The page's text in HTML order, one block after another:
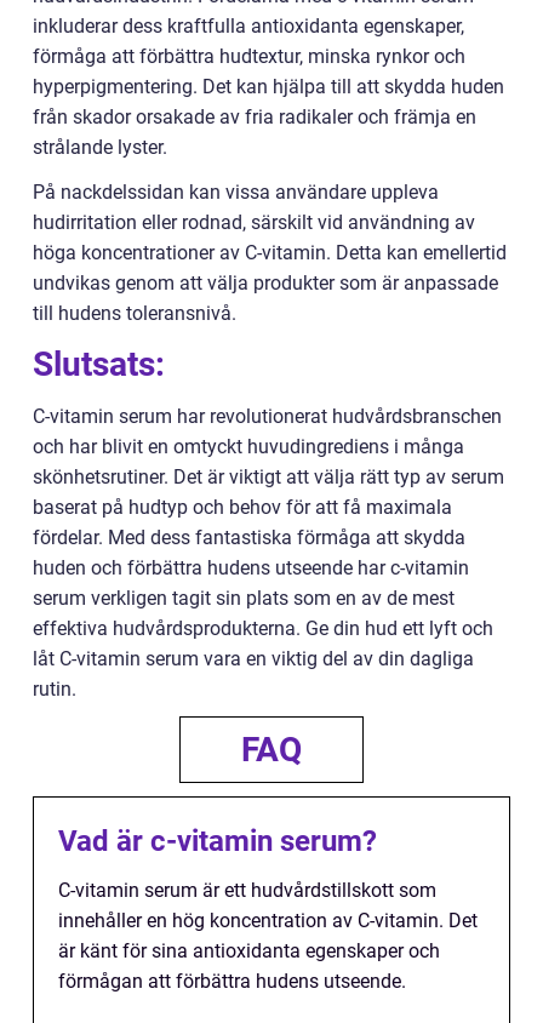
inkluderar dess kraftfulla antioxidanta egenskaper,
förmåga att förbättra hudtextur, minska rynkor och
hyperpigmentering. Det kan hjälpa till att skydda huden
från skador orsakade av fria radikaler och främja en
strålande lyster.
På nackdelssidan kan vissa användare uppleva
hudirritation eller rodnad, särskilt vid användning av
höga koncentrationer av C-vitamin. Detta kan emellertid
undvikas genom att välja produkter som är anpassade
till hudens toleransnivå.
Slutsats:
C-vitamin serum har revolutionerat hudvårdsbranschen
och har blivit en omtyckt huvudingrediens i många
skönhetsrutiner. Det är viktigt att välja rätt typ av serum
baserat på hudtyp och behov för att få maximala
fördelar. Med dess fantastiska förmåga att skydda
huden och förbättra hudens utseende har c-vitamin
serum verkligen tagit sin plats som en av de mest
effektiva hudvårdsprodukterna. Ge din hud ett lyft och
låt C-vitamin serum vara en viktig del av din dagliga
rutin.
FAQ
Vad är c-vitamin serum?
C-vitamin serum är ett hudvårdstillskott som
innehåller en hög koncentration av C-vitamin. Det
är känt för sina antioxidanta egenskaper och
förmågan att förbättra hudens utseende.